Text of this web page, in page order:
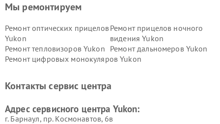
Мы ремонтируем
Ремонт оптических прицелов
Yukon
Ремонт прицелов ночного
видения Yukon
Ремонт тепловизоров Yukon Ремонт дальномеров Yukon
Ремонт цифровых монокуляров Yukon
Контакты сервис центра
Адрес сервисного центра Yukon:
г. Барнаул, ​пр. Космонавтов, 6в